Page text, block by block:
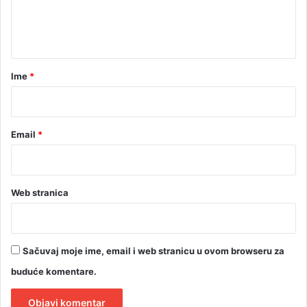
rIme *
Email *
Web stranica
Sačuvaj moje ime, email i web stranicu u ovom browseru za
buduće komentare.